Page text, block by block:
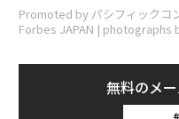
Promoted by パシフィックコ
Forbes JAPAN | photographs
無料のメ